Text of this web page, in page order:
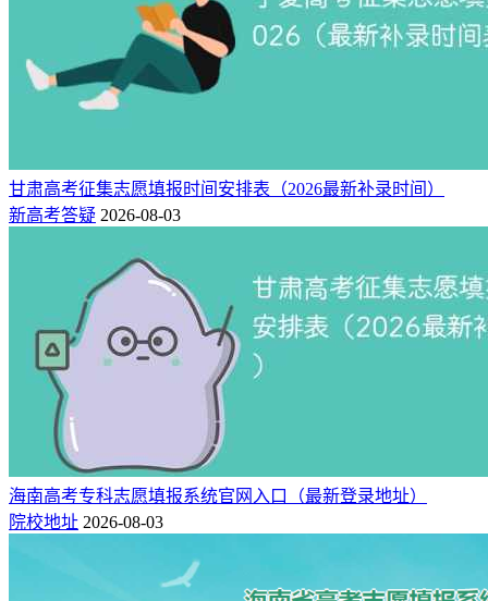
甘肃高考征集志愿填报时间安排表（2026最新补录时间）
新高考答疑 2026-08-03
海南高考专科志愿填报系统官网入口（最新登录地址）
院校地址 2026-08-03